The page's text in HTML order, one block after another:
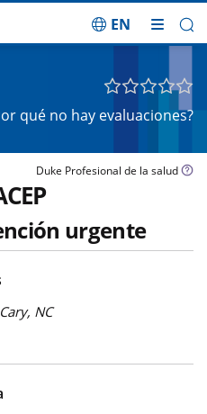
EN
qué no hay evaluaciones?
Duke Profesional de la salud
urgente
Cary, NC